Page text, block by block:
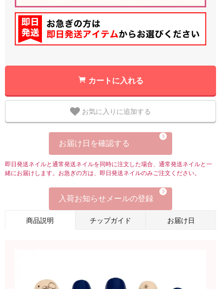
カートに入れる
お気に入りに追加する
お届け日を確認する
即日発送ネイルと通常発送ネイルを同時に注文した場合、通常発送ネイルと一
緒にお届けします。お急ぎの方は、即日発送ネイルのみご注文ください。
入荷お知らせメールの登録
商品説明 チップガイド お届け日